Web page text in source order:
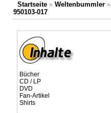
Startseite» Weltenbummler»
950103-017
Bücher
CD / LP
DVD
Fan-Artikel
Shirts